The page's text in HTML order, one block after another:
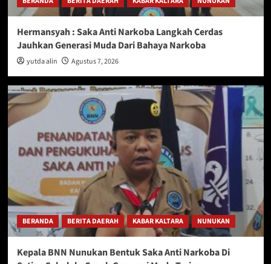
Hermansyah : Saka Anti Narkoba Langkah Cerdas
Jauhkan Generasi Muda Dari Bahaya Narkoba
yutda alin Agustus 7, 2026
BERANDA BERITA DAERAH KABAR KALTARA NUNUKAN
Kepala BNN Nunukan Bentuk Saka Anti Narkoba Di